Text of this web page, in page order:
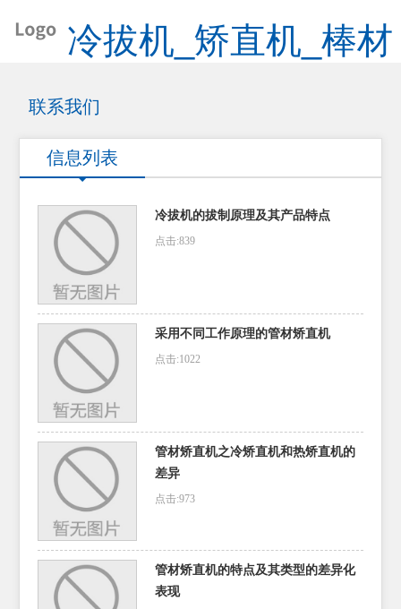
冷拔机_矫直机_棒材
矫直机_管材矫直机
联系我们
信息列表
冷拔机的拔制原理及其产品特点
点击:839
采用不同工作原理的管材矫直机
点击:1022
管材矫直机之冷矫直机和热矫直机的
差异
点击:973
管材矫直机的特点及其类型的差异化
表现